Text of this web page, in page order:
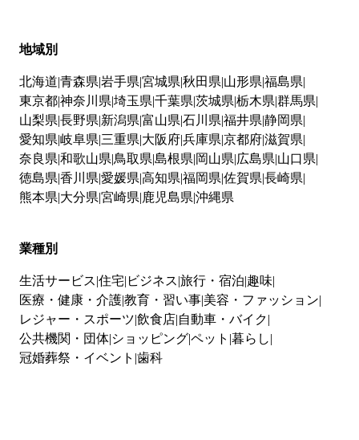
地域別
北海道 青森県 岩手県 宮城県 秋田県 山形県 福島県
東京都神奈川県 埼玉県 千葉県 茨城県 栃木県 群馬県
山梨県 長野県 新潟県 富山県 石川県 福井県 静岡県
愛知県 岐阜県 三重県 大阪府兵庫県 京都府滋賀県
奈良県 和歌山県 鳥取県 島根県 岡山県 広島県 山口県
徳島県 香川県 愛媛県 高知県 福岡県 佐賀県 長崎県
熊本県 大分県 宮崎県 鹿児島県 沖縄県
業種別
生活サービス 住宅 ビジネス 旅行・宿泊 趣味
医療・健康・介護教育・習い事 美容・ファッション
レジャー・スポーツ 飲食店 自動車・バイク
公共機関・団体 ショッピングペット 暮らし
冠婚葬祭・イベント 歯科